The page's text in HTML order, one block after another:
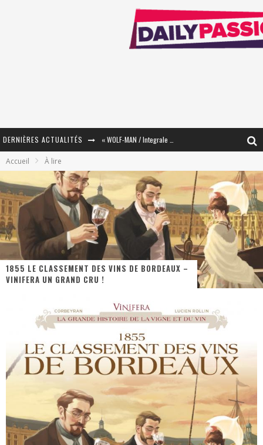
DERNIÈRES ACTUALITÉS
« Mon Village Révolté » - Combattre un Projet !
Star Fox
PsyRiver 2026 : la magie revient sur les rives de l’Aar
« MOFUSAND / Parler Japonais » – Des Expressions Pratiques !
Assassin's Creed Black Flag Resynced
« Damn Them All » - Un duo de Choc !
Accueil À lire
1855 LE CLASSEMENT DES VINS DE BORDEAUX –
VINIFERA UN GRAND CRU !